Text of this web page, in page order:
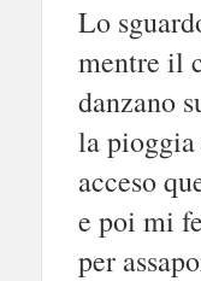
Lo
mentre il
danzano
la pioggia
acceso
e poi mi
per